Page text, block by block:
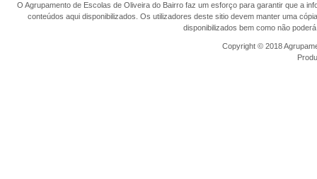
O Agrupamento de Escolas de Oliveira do Bairro faz um esforço para garantir que a
conteúdos aqui disponibilizados. Os utilizadores deste sitio devem manter uma
disponibilizados bem como não
Copyright © 2018